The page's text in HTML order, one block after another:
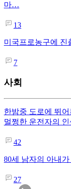
마…
13
미국프로농구에 진
7
사회
한밤중 도로에 뛰
멀쩡한 운전자의
42
80세 남자의 아내
27